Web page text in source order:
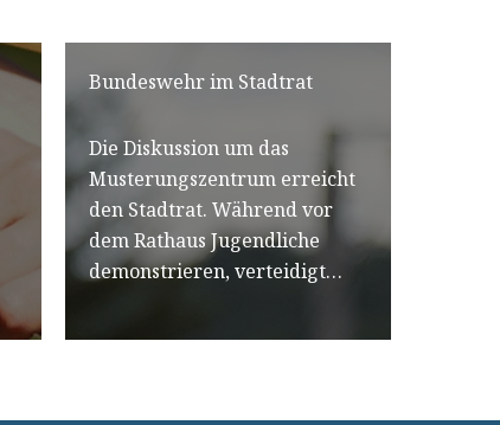
Bundeswehr im Stadtrat
Die Diskussion um das
Musterungszentrum erreicht
den Stadtrat. Während vor
dem Rathaus Jugendliche
demonstrieren, verteidigt…